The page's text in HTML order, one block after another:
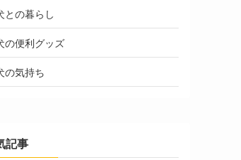
との暮らし
の便利グッズ
の気持ち
記事